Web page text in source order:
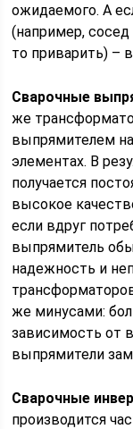
ожидаемого. А
(например,
то приварить) –
Сварочные
же
выпрямителем
элементах. В
получается
высокое
если вдруг
выпрямитель
надежность и
же минусами:
зависимость от
выпрямители
Сварочные
производится